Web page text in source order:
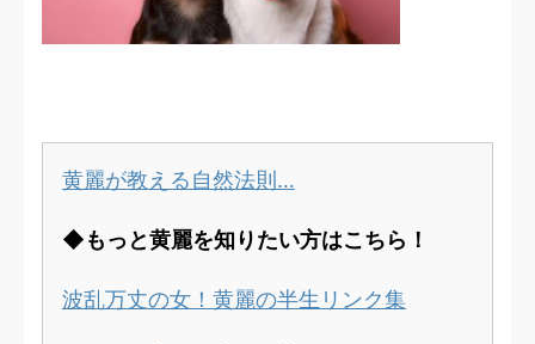
黄麗が教える自然法則…
◆もっと黄麗を知りたい方はこちら！
波乱万丈の女！黄麗の半生リンク集